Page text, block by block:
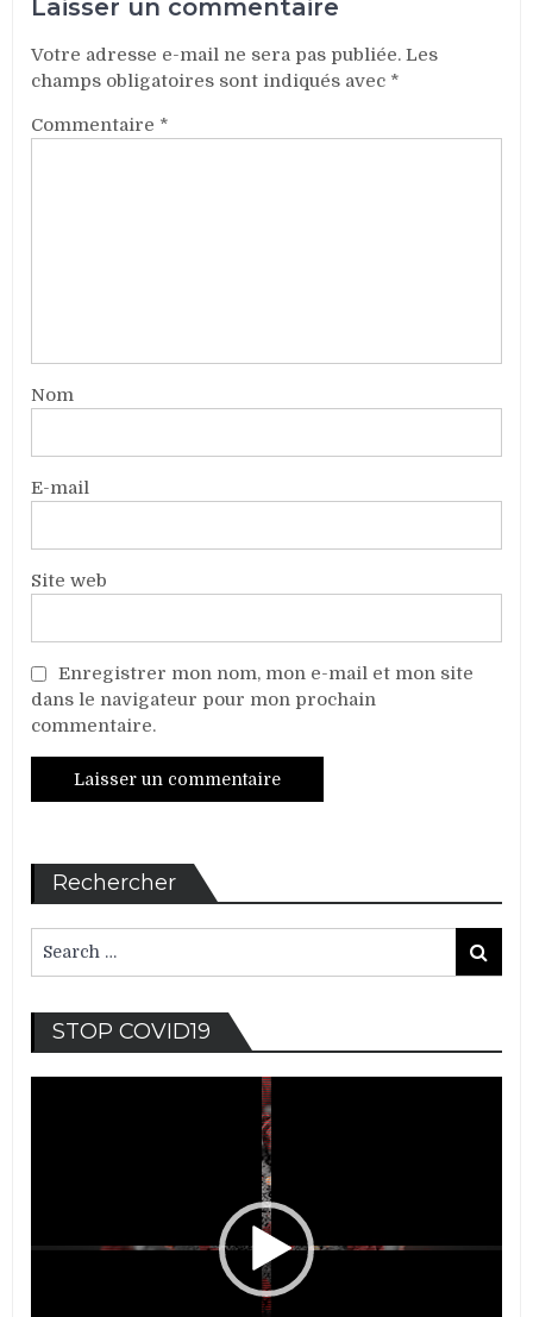
Laisser un commentaire
Votre adresse e-mail ne sera pas publiée. Les
champs obligatoires sont indiqués avec *
Commentaire *
Nom
E-mail
Site web
Enregistrer mon nom, mon e-mail et mon site
dans le navigateur pour mon prochain
commentaire.
Rechercher
for:
Search
STOP COVID19